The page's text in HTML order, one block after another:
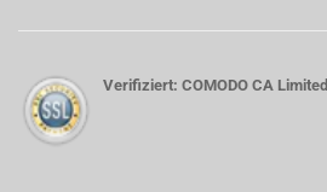
Verifiziert: COMODO CA Limited